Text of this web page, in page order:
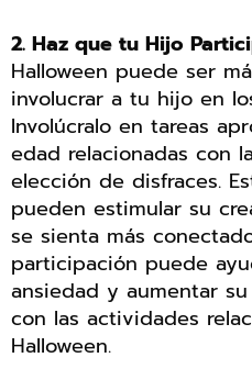
2. Haz que tu Hijo
Halloween puede ser
involucrar a tu hijo en
Involúcralo en tareas
edad relacionadas con
elección de disfraces.
pueden estimular su
se sienta más
participación puede
ansiedad y aumentar
con las actividades
Halloween.